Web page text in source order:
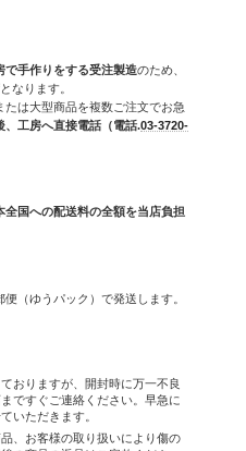
で手作りをする受注製造のため、
となります。
は大型商品を複数ご注文でお急
、工房へ直接電話（電話.03-3720-
全国への配送料の全額を当店負担
（ゆうパック）で発送します。
おりますが、開封時に万一不良
ですぐご連絡ください。早急に
いただきます。
、お客様の取り扱いにより傷の